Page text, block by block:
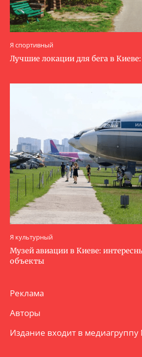
Я спортивный
Лучшие локации для бега в
Я культурный
Музей авиации в Киеве:
объекты
Реклама
Авторы
Издание входит в медиагруппу